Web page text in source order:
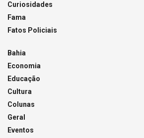
Curiosidades
Fama
Fatos Policiais
Bahia
Economia
Educação
Cultura
Colunas
Geral
Eventos